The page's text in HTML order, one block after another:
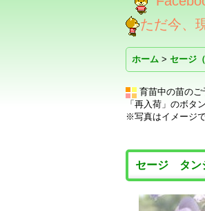
ただ今、
ホーム > セージ
育苗中の苗のご
「再入荷」のボタ
※写真はイメージで
セージ タ